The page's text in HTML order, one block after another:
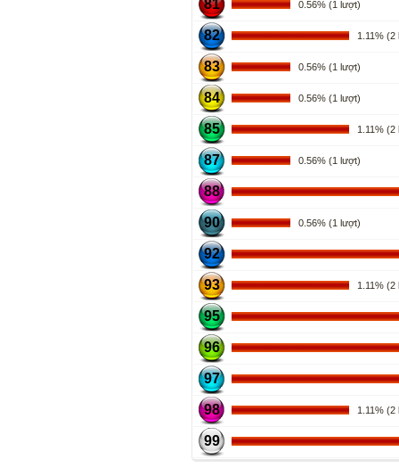
81 0.56% (1 lượt)
82 1.11% (2
83 0.56% (1 lượt)
84 0.56% (1 lượt)
85 1.11% (2
87 0.56% (1 lượt)
88
90 0.56% (1 lượt)
92
93 1.11% (2
95
96
97
98 1.11% (2
99